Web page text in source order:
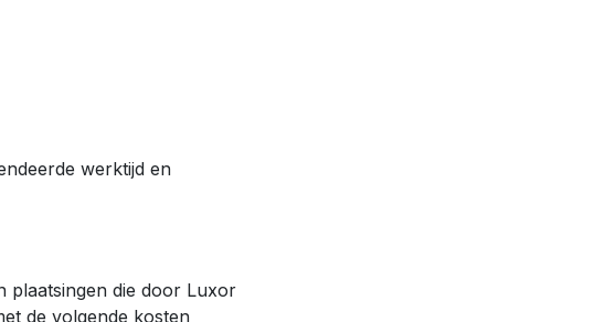
werktijd en
plaatsingen die door Luxor
de volgende kosten